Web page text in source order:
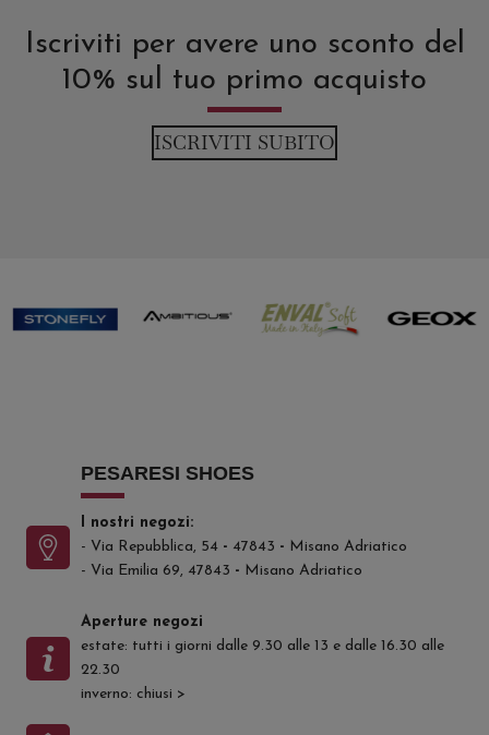
Iscriviti per avere uno sconto del
10% sul tuo primo acquisto
ISCRIVITI SUBITO
PESARESI SHOES
I nostri negozi:
- Via Repubblica, 54 - 47843 - Misano Adriatico
- Via Emilia 69, 47843 - Misano Adriatico
Aperture negozi
estate: tutti i giorni dalle 9.30 alle 13 e dalle 16.30 alle
22.30
inverno: chiusi >